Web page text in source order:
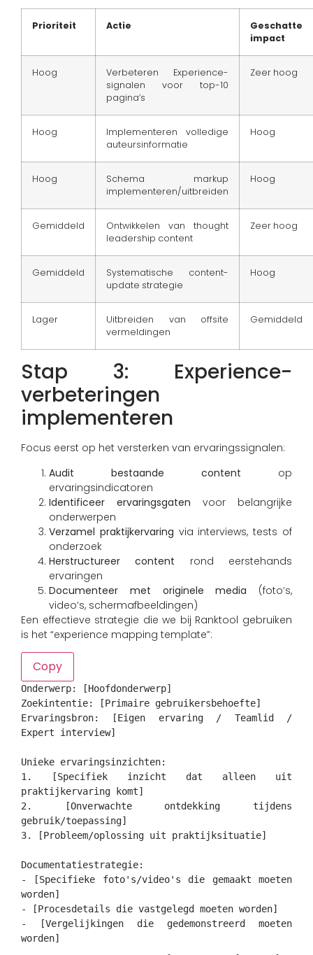
Prioriteit Actie
Geschatte
impact
Hoog
Verbeteren Experience-
signalen voor top-10
pagina’s
Zeer hoog
Hoog
Implementeren volledige
auteursinformatie
Hoog
Hoog
Schema markup
implementeren/uitbreiden
Hoog
Gemiddeld
Ontwikkelen van thought
leadership content
Zeer hoog
Gemiddeld
Systematische content-
update strategie
Hoog
Lager
Uitbreiden van offsite
vermeldingen
Gemiddeld
Stap 3: Experience-
verbeteringen
implementeren
Focus eerst op het versterken van ervaringssignalen:
Audit bestaande content op
ervaringsindicatoren
Identificeer ervaringsgaten voor belangrijke
onderwerpen
Verzamel praktijkervaring via interviews, tests of
onderzoek
Herstructureer content rond eerstehands
ervaringen
Documenteer met originele media (foto’s,
video’s, schermafbeeldingen)
Een effectieve strategie die we bij Ranktool gebruiken
is het “experience mapping template”:
Copy
Onderwerp: [Hoofdonderwerp]
Zoekintentie: [Primaire gebruikersbehoefte]
Ervaringsbron: [Eigen ervaring / Teamlid /
Expert interview]
Unieke ervaringsinzichten:
1. [Specifiek inzicht dat alleen uit
praktijkervaring komt]
2. [Onverwachte ontdekking tijdens
gebruik/toepassing]
3. [Probleem/oplossing uit praktijksituatie]
Documentatiestrategie:
- [Specifieke foto's/video's die gemaakt moeten
worden]
- [Procesdetails die vastgelegd moeten worden]
- [Vergelijkingen die gedemonstreerd moeten
worden]